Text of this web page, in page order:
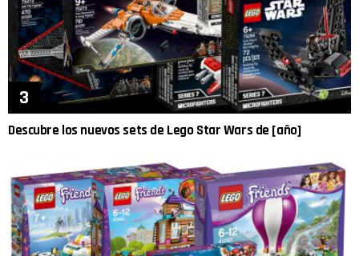
Descubre los nuevos sets de Lego Star Wars de [año]